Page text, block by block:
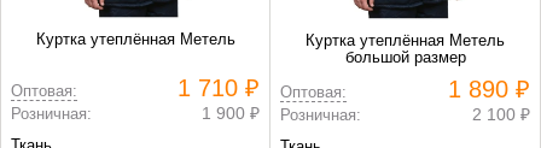
Куртка утеплённая Метель
Оптовая: 1 710 ₽
Розничная: 1 900 ₽
Куртка утеплённая Метель
большой размер
Оптовая:
1 890 ₽
Розничная: 2 100 ₽